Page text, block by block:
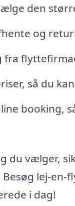
den
og
fra
så du
booking,
du vælger,
Besøg lej-en-
i dag!